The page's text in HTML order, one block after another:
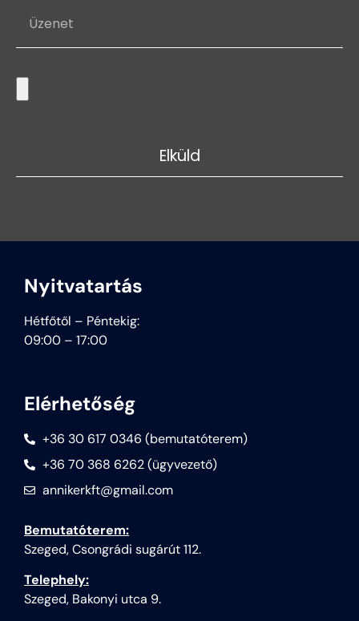
Elküld
Nyitvatartás
Hétfőtől – Péntekig:
09:00 – 17:00
Elérhetőség
+36 30 617 0346 (bemutatóterem)
+36 70 368 6262 (ügyvezető)
annikerkft@gmail.com
Bemutatóterem:
Szeged, Csongrádi sugárút 112.
Telephely:
Szeged, Bakonyi utca 9.